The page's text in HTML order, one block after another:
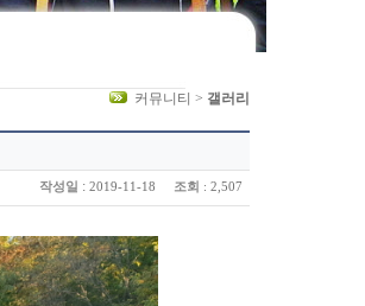
커뮤니티 > 갤러리
작성일 : 2019-11-18 조회 : 2,507